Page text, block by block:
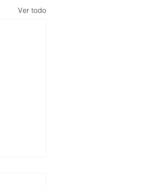
Ver todo